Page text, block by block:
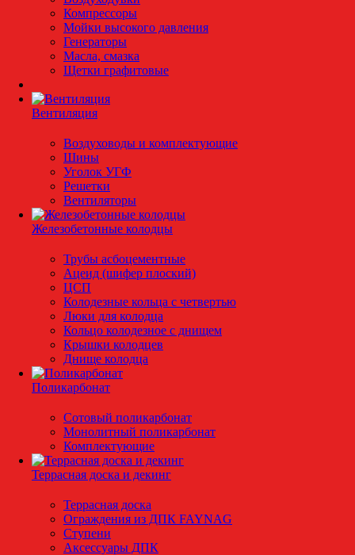
Компрессоры
Мойки высокого давления
Генераторы
Масла, смазка
Щетки графитовые
Вентиляция
Воздуховоды и комплектующие
Шины
Уголок УГФ
Решeтки
Вентиляторы
Железобетонные колодцы
Трубы асбоцементные
Ацеид (шифер плоский)
ЦСП
Колодезные кольца с четвертью
Люки для колодца
Кольцо колодезное с днищем
Крышки колодцев
Днище колодца
Поликарбонат
Сотовый поликарбонат
Монолитный поликарбонат
Комплектующие
Террасная доска и декинг
Террасная доска
Ограждения из ДПК FAYNAG
Ступени
Аксессуары ДПК